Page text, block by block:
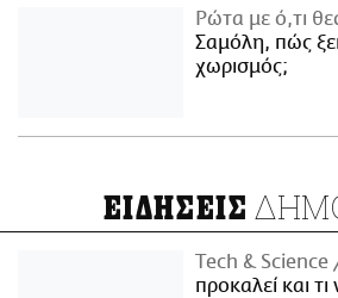
Ρώτα με ό,τι
Σαμόλη, πώς
χωρισμός;
ΕΙΔΗΣΕΙΣ
Τech & Science
προκαλεί και